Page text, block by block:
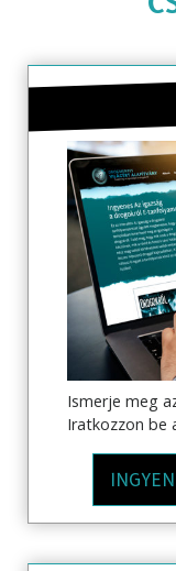
Ismerje meg
Iratkozzon be